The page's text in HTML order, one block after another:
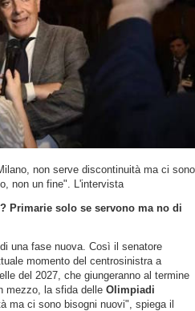
non serve discontinuità ma ci sono
non un fine". L'intervista
Primarie solo se servono ma no di
una fase nuova. Così il senatore
momento del centrosinistra a
del 2027, che giungeranno al termine
mezzo, la sfida delle Olimpiadi
ma ci sono bisogni nuovi", spiega il